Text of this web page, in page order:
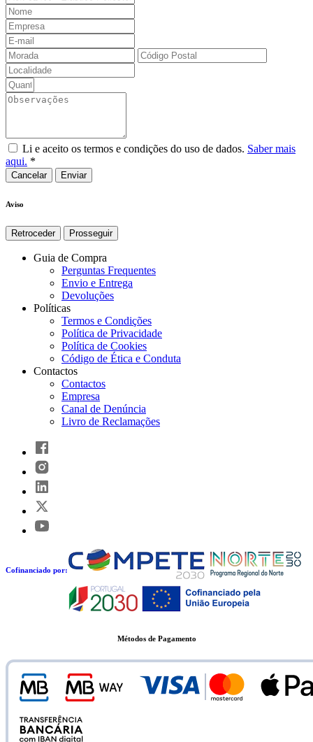
Li e aceito os termos e condições do uso de dados. Saber mais
aqui. *
Cancelar
Aviso
Retroceder Prosseguir
Guia de Compra
Perguntas Frequentes
Envio e Entrega
Devoluções
Políticas
Termos e Condições
Política de Privacidade
Política de Cookies
Código de Ética e Conduta
Contactos
Contactos
Empresa
Canal de Denúncia
Livro de Reclamações
Cofinanciado por:
Métodos de Pagamento